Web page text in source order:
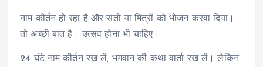
नाम कीर्तन हो रहा है और संतों या मित्रों को भोजन करवा दिया।
तो अच्छी बात है। उत्सव होना भी चाहिए।
24 घंटे नाम कीर्तन रख लें, भगवान की कथा वार्ता रख लें। लेकिन